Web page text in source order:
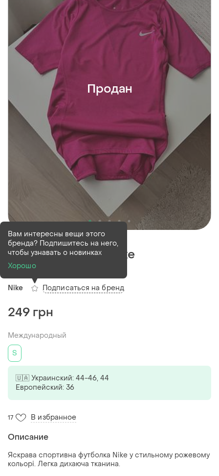
Продан
Продан
Рожева футболка nike
Nike
Вам интересны вещи этого
бренда? Подпишитесь на него,
чтобы узнавать о новинках
Хорошо
Подписаться на бренд
249 грн
Международный
S
🇺🇦 Украинский: 44-46, 44
Европейский: 36
17 В избранное
Описание
Яскрава спортивна футболка Nike у стильному рожевому
кольорі. Легка дихаюча тканина.